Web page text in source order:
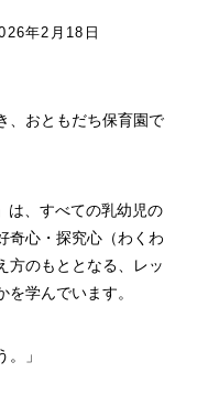
全てのお知らせ
おともだち・ララ保育園
プライバシーポリシー
年2月18日
、おともだち保育園で
」は、すべての乳幼児の
奇心・探究心（わくわ
方のもととなる、レッ
学んでいます。
」